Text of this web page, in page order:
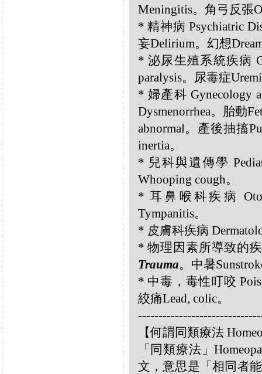
Meningitis。角弓反張
* 精神病 Psychiatric
妄Delirium。幻想
* 泌尿生殖系統疾病
paralysis。尿毒症
* 婦產科 Gynecology
Dysmenorrhea。胎動
abnormal。產後抽搐
inertia。
* 兒科與遺傳學
Whooping cough。
* 耳鼻喉科疾病
Tympanitis。
* 皮膚科疾病
* 物理因素所導致的疾
Trauma。中暑
* 中毒，毒性叮咬
絞痛Lead, colic。
【何謂同類療法
「同類療法」
文，意思是「相同者